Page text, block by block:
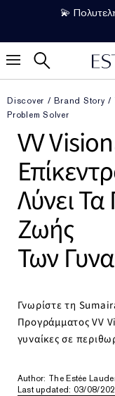
💫
Discover Brand Story
Problem Solver
VV
Λύνει
Ζωής
Των
Γνωρίστε τη
Προγράμματος VV
γυναίκες σε
Author: The Estée
Last updated: 03/08/